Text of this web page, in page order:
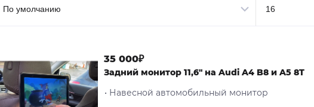
35 000₽
Задний монитор 11,6" на Audi A4 B8 и A5 8T
• Навесной автомобильный монитор